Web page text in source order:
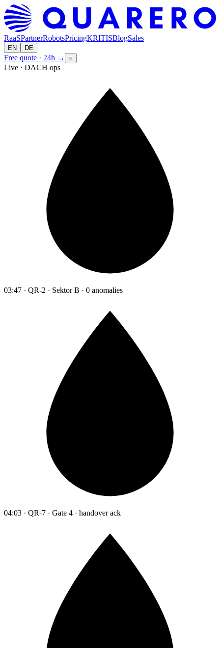
RaaSPartnerRobotsPricingKRITISBlogSales
EN DE
Free quote · 24h → ≡
Live · DACH ops
03:47 · QR-2 · Sektor B · 0 anomalies
04:03 · QR-7 · Gate 4 · handover ack